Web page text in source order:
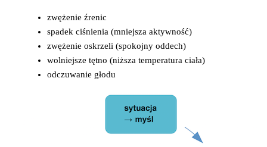
zwężenie źrenic
spadek ciśnienia (mniejsza aktywność)
zwężenie oskrzeli (spokojny oddech)
wolniejsze tętno (niższa temperatura ciała)
odczuwanie głodu